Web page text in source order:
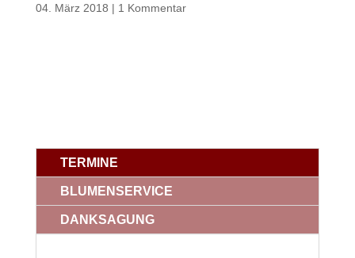
04. März 2018 | 1 Kommentar
TERMINE
BLUMENSERVICE
DANKSAGUNG